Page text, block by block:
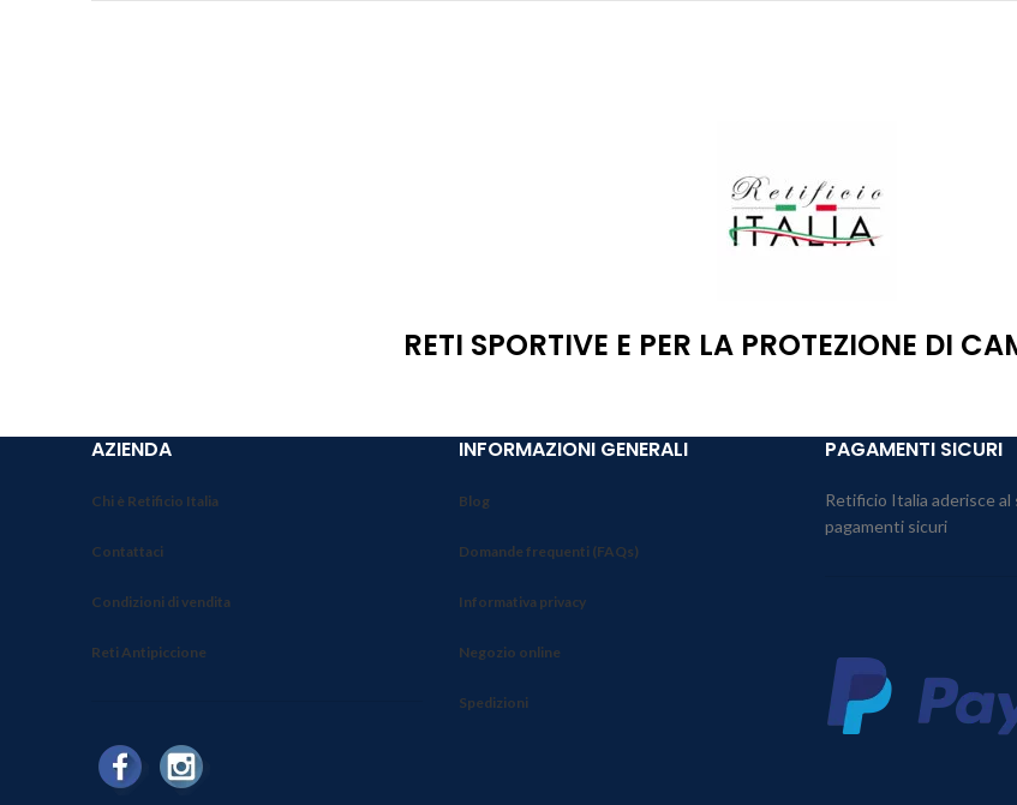
RETI SPORTIVE E PER LA PROTEZIONE DI
AZIENDA
Chi è Retificio Italia
Contattaci
Condizioni di vendita
Reti Antipiccione
INFORMAZIONI GENERALI
Blog
Domande frequenti (FAQs)
Informativa privacy
Negozio online
Spedizioni
PAGAMENTI SICURI
Retificio Italia aderisce al
pagamenti sicuri